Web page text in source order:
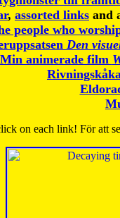
, assorted links and
people who
Den
Min animerade film
on each link! För att